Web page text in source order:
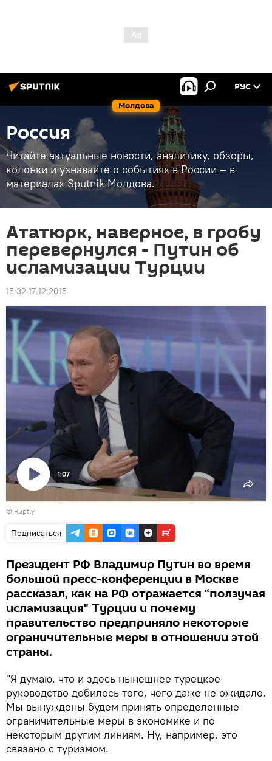
Молдова
РУС
Россия
Читайте актуальные новости, аналитику, обзоры,
колонки и узнавайте о событиях в России – в
материалах Sputnik Молдова.
Ататюрк, наверное, в гробу
перевернулся - Путин об
исламизации Турции
15:32 17.12.2015
Воспроизвести
видео
1:07
© Ruptly
Подписаться
Президент РФ Владимир Путин во время
большой пресс-конференции в Москве
рассказал, как на РФ отражается “ползучая
исламизация" Турции и почему
правительство предприняло некоторые
ограничительные меры в отношении этой
страны.
"Я думаю, что и здесь нынешнее турецкое
руководство добилось того, чего даже не ожидало.
Мы вынуждены будем принять определенные
ограничительные меры в экономике и по
некоторым другим линиям. Ну, например, это
связано с туризмом.